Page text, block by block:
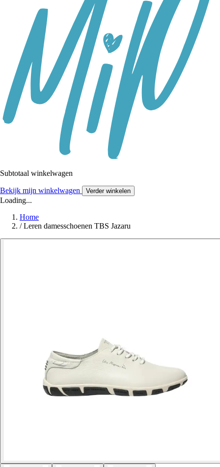
Subtotaal winkelwagen
Bekijk mijn winkelwagen Verder winkelen
Loading...
Home
/ Leren damesschoenen TBS Jazaru